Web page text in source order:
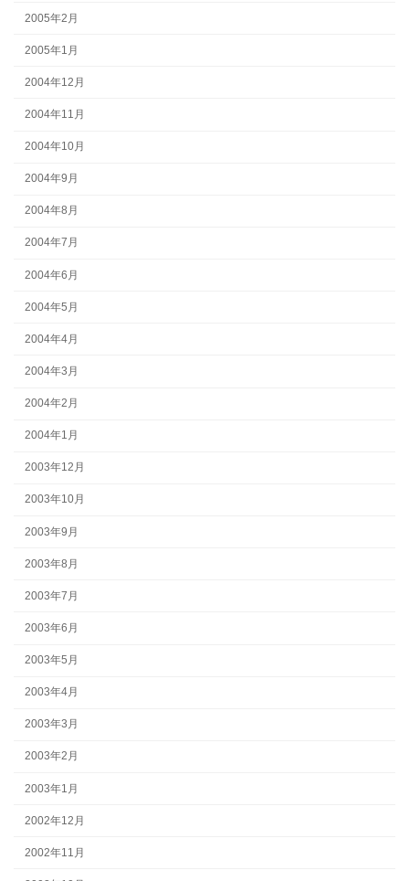
2005年2月
2005年1月
2004年12月
2004年11月
2004年10月
2004年9月
2004年8月
2004年7月
2004年6月
2004年5月
2004年4月
2004年3月
2004年2月
2004年1月
2003年12月
2003年10月
2003年9月
2003年8月
2003年7月
2003年6月
2003年5月
2003年4月
2003年3月
2003年2月
2003年1月
2002年12月
2002年11月